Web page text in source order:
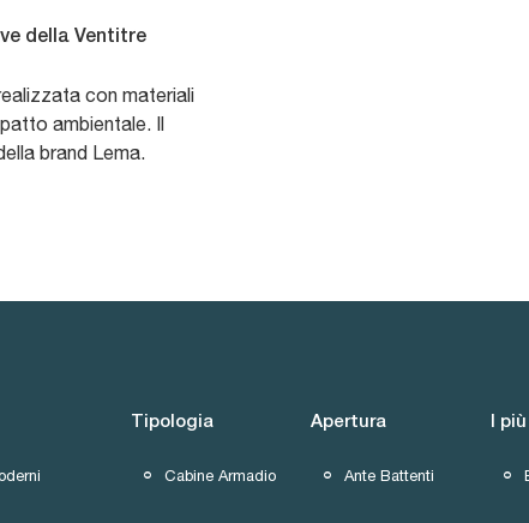
della Ventitre
con materiali
ambientale. Il
brand Lema.
Tipologia
Cabine Armadio
Apertura
Ante Battenti
I